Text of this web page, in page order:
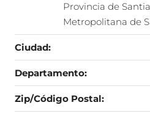
Provincia de
Metropolitana de
Ciudad:
Departamento:
Zip/Código Postal: